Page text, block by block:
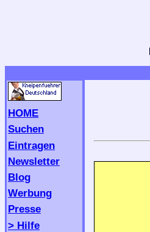
HOME
Suchen
Eintragen
Newsletter
Blog
Werbung
Presse
> Hilfe